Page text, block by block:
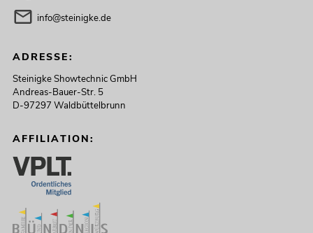
info@steinigke.de
ADRESSE:
Steinigke Showtechnic GmbH
Andreas-Bauer-Str. 5
D-97297 Waldbüttelbrunn
AFFILIATION: